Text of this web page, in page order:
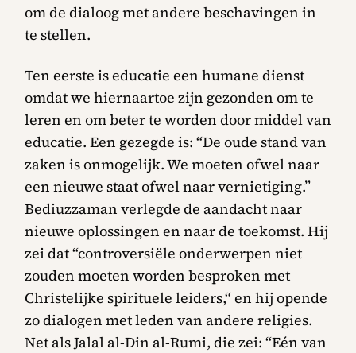
om de dialoog met andere beschavingen in
te stellen.
Ten eerste is educatie een humane dienst
omdat we hiernaartoe zijn gezonden om te
leren en om beter te worden door middel van
educatie. Een gezegde is: “De oude stand van
zaken is onmogelijk. We moeten ofwel naar
een nieuwe staat ofwel naar vernietiging.”
Bediuzzaman verlegde de aandacht naar
nieuwe oplossingen en naar de toekomst. Hij
zei dat “controversiële onderwerpen niet
zouden moeten worden besproken met
Christelijke spirituele leiders,“ en hij opende
zo dialogen met leden van andere religies.
Net als Jalal al-Din al-Rumi, die zei: “Eén van